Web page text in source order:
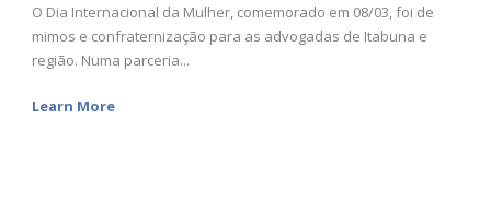
O Dia Internacional da Mulher, comemorado em 08/03, foi de
mimos e confraternização para as advogadas de Itabuna e
região. Numa parceria...
Learn More